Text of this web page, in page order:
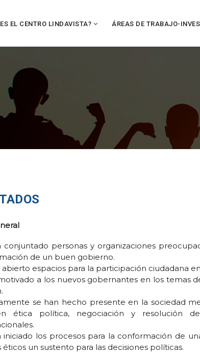
EL CENTRO LINDAVISTA? ÁREAS DE TRABAJO-
conjuntado personas y organizaciones
de un buen gobierno.
abierto espacios para la participación ciudadana
a los nuevos gobernantes en los temas
se han hecho presente en la sociedad
ética política, negociación y resolución
iniciado los procesos para la conformación de
éticos un sustento para las decisiones políticas.